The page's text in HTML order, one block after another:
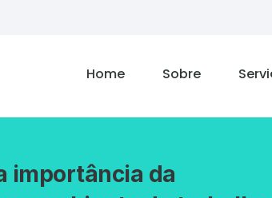
Home Sobre
importância da